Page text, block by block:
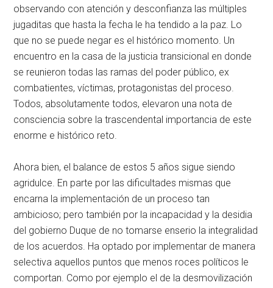
observando con atención y desconfianza las múltiples
jugaditas que hasta la fecha le ha tendido a la paz. Lo
que no se puede negar es el histórico momento. Un
encuentro en la casa de la justicia transicional en donde
se reunieron todas las ramas del poder público, ex
combatientes, víctimas, protagonistas del proceso.
Todos, absolutamente todos, elevaron una nota de
consciencia sobre la trascendental importancia de este
enorme e histórico reto.
Ahora bien, el balance de estos 5 años sigue siendo
agridulce. En parte por las dificultades mismas que
encarna la implementación de un proceso tan
ambicioso; pero también por la incapacidad y la desidia
del gobierno Duque de no tomarse enserio la integralidad
de los acuerdos. Ha optado por implementar de manera
selectiva aquellos puntos que menos roces políticos le
comportan. Como por ejemplo el de la desmovilización